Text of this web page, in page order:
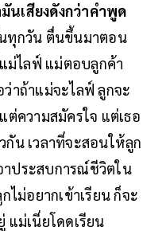
นเสียงดังกว่าคำพูด
นทุกวัน ตื่นขึ้นมาตอน
ม่ไลฟ์ แม่ตอบลูกค้า
าถ้าแม่จะไลฟ์ ลูกจะ
ต่ความสมัครใจ แต่เธอ
กัน เวลาที่จะสอนให้ลูก
าประสบการณ์ชีวิตใน
ไม่อยากเข้าเรียน ก็จะ
แม่เนี่ยโดดเรียน